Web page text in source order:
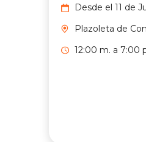
Desde el 11 de
Plazoleta de
12:00 m. a 7:00